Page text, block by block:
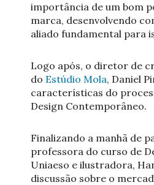
importância de um bom
marca, desenvolvendo
aliado fundamental para
Logo após, o diretor de
do Estúdio Mola, Daniel
características do
Design Contemporâneo.
Finalizando a manhã de
professora do curso de
Uniaeso e ilustradora,
discussão sobre o